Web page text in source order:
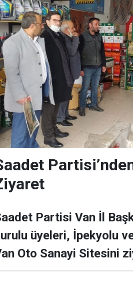
Partisi Van İl
üyeleri, İpekyolu
Oto Sanayi Sitesini